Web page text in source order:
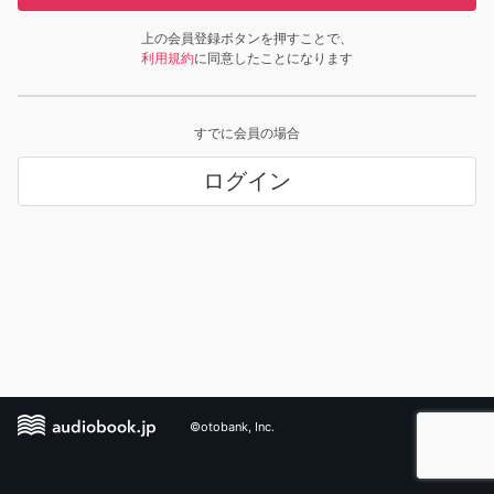
上の会員登録ボタンを押すことで、
利用規約に同意したことになります
すでに会員の場合
ログイン
©otobank, Inc.